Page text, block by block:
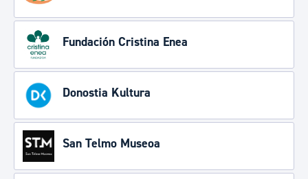
Fundación Cristina Enea
Donostia Kultura
San Telmo Museoa